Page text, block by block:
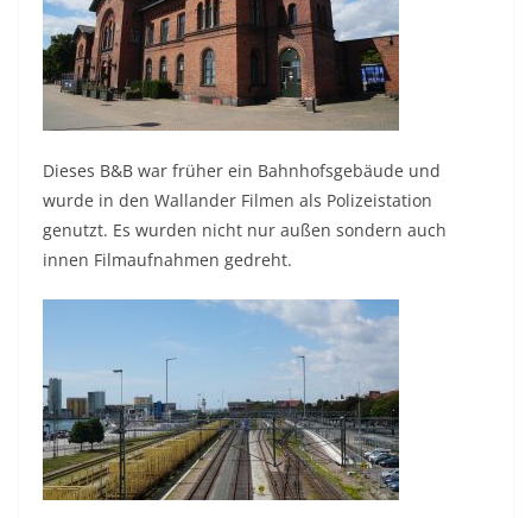
Dieses B&B war früher ein Bahnhofsgebäude und
wurde in den Wallander Filmen als Polizeistation
genutzt. Es wurden nicht nur außen sondern auch
innen Filmaufnahmen gedreht.